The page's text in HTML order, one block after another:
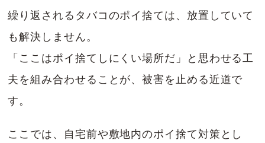
繰り返されるタバコのポイ捨ては、放置していて
も解決しません。
「ここはポイ捨てしにくい場所だ」と思わせる工
夫を組み合わせることが、被害を止める近道で
す。
ここでは、自宅前や敷地内のポイ捨て対策とし